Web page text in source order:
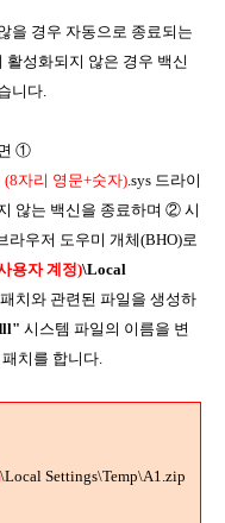
을 경우 자동으로 종료되는
활성화되지 않은 경우 백신
니다.
①
(8자리 영문+숫자).sys 드라이
않는 백신을 종료하며 ② 시
라우저 도우미 개체(BHO)로
용자 계정)\Local
치와 관련된 파일을 생성하
시스템 파일의 이름을 변
치를 합니다.
\Local Settings\Temp\A1.zip